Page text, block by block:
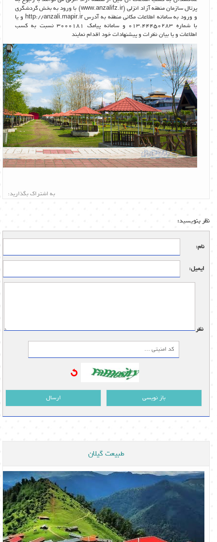
پرتال سازمان منطقه آزاد انزلی (www.anzalifz.ir) با ورود به بخش گردشگری
و ورود به سامانه اطلاعات مکانی منطقه به آدرس http://anzali.mapir.ir و یا
با شماره 013.44450283 و سامانه پیامک 3000181 نسبت به کسب
اطلاعات و یا بیان نظرات و پیشنهادات خود اقدام نمایند
به اشتراک بگذارید:
نظر بنویسید:
نام:
ایمیل:
نظر:
ارسال باز نویسی
طبیعت گیلان